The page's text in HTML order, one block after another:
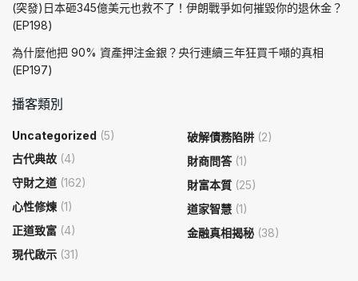
(突發)日本砸345億美元也救不了！伊朗戰爭如何摧毀你的退休金？
(EP198)
為什麼他把 90% 資產押注金銀？央行連續三年狂買千噸的真相
(EP197)
播客類別
Uncategorized (5)
古代典故 (4)
守財之道 (162)
心性修煉 (1)
正道致富 (4)
現代啟示 (31)
破解債務陷阱 (2)
財商問答(1)
財富本質 (25)
道家智慧 (1)
金融真相揭秘 (38)